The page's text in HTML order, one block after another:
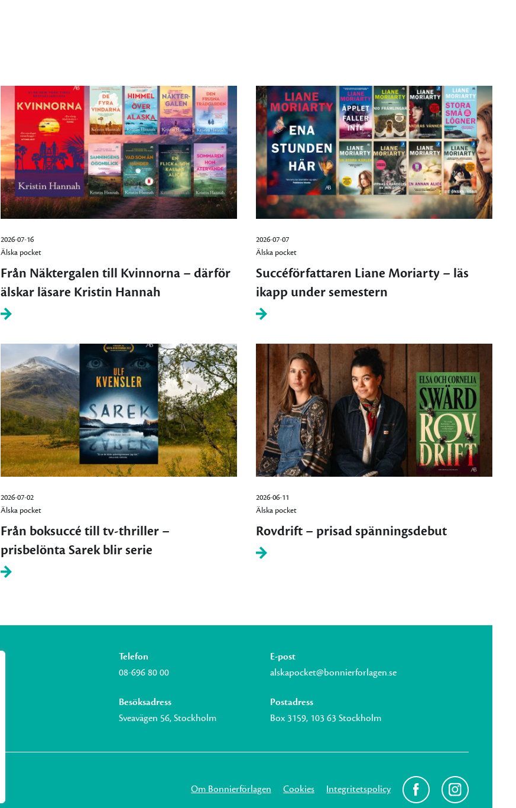
2026-07-16
Älska pocket
Från Näktergalen till Kvinnorna – därför
älskar läsare Kristin Hannah
2026-07-07
Älska pocket
Succéförfattaren Liane Moriarty – läs
ikapp under semestern
2026-07-02
Älska pocket
Från boksuccé till tv-thriller –
prisbelönta Sarek blir serie
2026-06-11
Älska pocket
Rovdrift – prisad spänningsdebut
Telefon
08-696 80 00
E-post
alskapocket@bonnierforlagen.se
Besöksadress
Sveavägen 56, Stockholm
Postadress
Box 3159, 103 63 Stockholm
Om Bonnierförlagen Cookies Integritetspolicy